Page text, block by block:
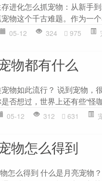
存进化怎么抓宠物：从新手
物这个千古难题。作为一
05-12 324 975
物都有什么
物如此流行？ 说到宠物，
否想过，世界上还有些“怪
05-12 312 631
物怎么得到
怎么得到 什么是月亮宠物